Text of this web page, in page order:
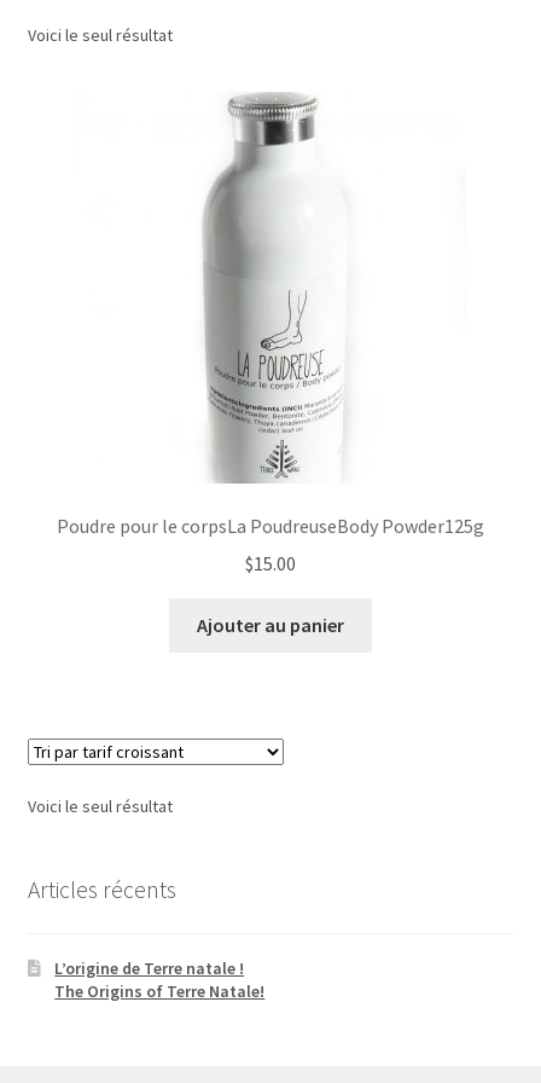
Commande/Checkout
Conditions de vente/Terms of service
My custom checkout page
Voici le seul résultat
Poudre pour le corpsLa PoudreuseBody Powder125g
$15.00
Ajouter au panier
Voici le seul résultat
Articles récents
L’origine de Terre natale !
The Origins of Terre Natale!